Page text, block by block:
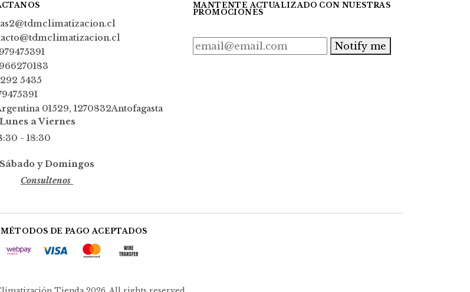
5435
01529, 1270832Antofagasta
Lunes a Viernes
- 18:30
Sábado y Domingos
Consultenos
MANTENTE ACTUALIZADO CON NUESTRAS
PROMOCIONES
Notify me
MÉTODOS DE PAGO ACEPTADOS